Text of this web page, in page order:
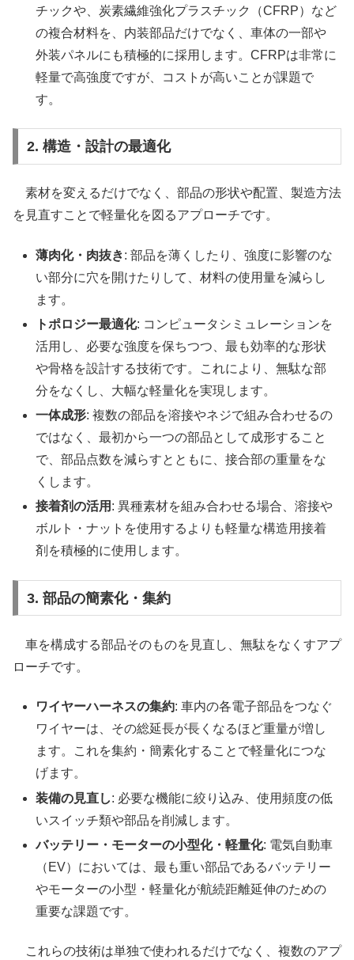
チックや、炭素繊維強化プラスチック（CFRP）など
の複合材料を、内装部品だけでなく、車体の一部や
外装パネルにも積極的に採用します。CFRPは非常に
軽量で高強度ですが、コストが高いことが課題で
す。
2. 構造・設計の最適化
素材を変えるだけでなく、部品の形状や配置、製造方法
を見直すことで軽量化を図るアプローチです。
薄肉化・肉抜き: 部品を薄くしたり、強度に影響のな
い部分に穴を開けたりして、材料の使用量を減らし
ます。
トポロジー最適化: コンピュータシミュレーションを
活用し、必要な強度を保ちつつ、最も効率的な形状
や骨格を設計する技術です。これにより、無駄な部
分をなくし、大幅な軽量化を実現します。
一体成形: 複数の部品を溶接やネジで組み合わせるの
ではなく、最初から一つの部品として成形すること
で、部品点数を減らすとともに、接合部の重量をな
くします。
接着剤の活用 : 異種素材を組み合わせる場合、溶接や
ボルト・ナットを使用するよりも軽量な構造用接着
剤を積極的に使用します。
3. 部品の簡素化・集約
車を構成する部品そのものを見直し、無駄をなくすアプ
ローチです。
ワイヤーハーネスの集約: 車内の各電子部品をつなぐ
ワイヤーは、その総延長が長くなるほど重量が増し
ます。これを集約・簡素化することで軽量化につな
げます。
装備の見直し: 必要な機能に絞り込み、使用頻度の低
いスイッチ類や部品を削減します。
バッテリー・モーターの小型化・軽量化: 電気自動車
（EV）においては、最も重い部品であるバッテリー
やモーターの小型・軽量化が航続距離延伸のための
重要な課題です。
これらの技術は単独で使われるだけでなく、複数のアプ